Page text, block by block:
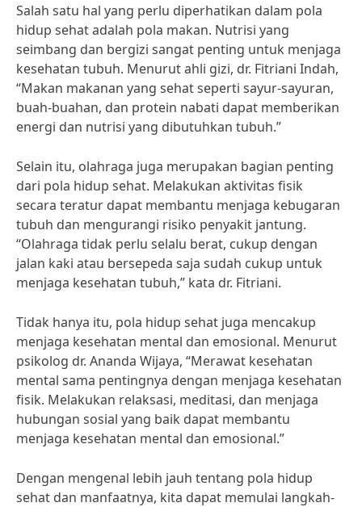
Salah satu hal yang perlu diperhatikan dalam pola
hidup sehat adalah pola makan. Nutrisi yang
seimbang dan bergizi sangat penting untuk menjaga
kesehatan tubuh. Menurut ahli gizi, dr. Fitriani Indah,
“Makan makanan yang sehat seperti sayur-sayuran,
buah-buahan, dan protein nabati dapat memberikan
energi dan nutrisi yang dibutuhkan tubuh.”
Selain itu, olahraga juga merupakan bagian penting
dari pola hidup sehat. Melakukan aktivitas fisik
secara teratur dapat membantu menjaga kebugaran
tubuh dan mengurangi risiko penyakit jantung.
“Olahraga tidak perlu selalu berat, cukup dengan
jalan kaki atau bersepeda saja sudah cukup untuk
menjaga kesehatan tubuh,” kata dr. Fitriani.
Tidak hanya itu, pola hidup sehat juga mencakup
menjaga kesehatan mental dan emosional. Menurut
psikolog dr. Ananda Wijaya, “Merawat kesehatan
mental sama pentingnya dengan menjaga kesehatan
fisik. Melakukan relaksasi, meditasi, dan menjaga
hubungan sosial yang baik dapat membantu
menjaga kesehatan mental dan emosional.”
Dengan mengenal lebih jauh tentang pola hidup
sehat dan manfaatnya, kita dapat memulai langkah-